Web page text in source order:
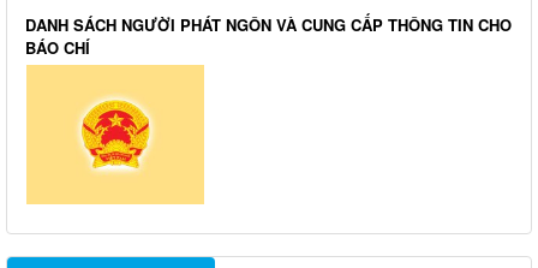
DANH SÁCH NGƯỜI PHÁT NGÔN VÀ CUNG CẤP THÔNG TIN CHO
BÁO CHÍ